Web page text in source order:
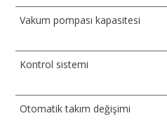
Vakum pompası kapasitesi
Kontrol sistemi
Otomatik takım değişimi